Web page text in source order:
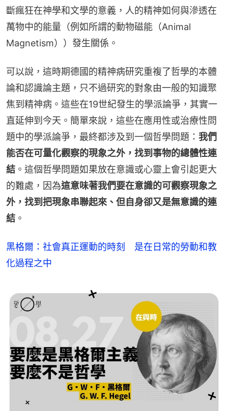
斷瘋狂在神學和文學的意義，人的精神如何與滲透在
萬物中的能量（例如所謂的動物磁能（Animal
Magnetism））發生關係。
可以說，這時期德國的精神病研究重複了哲學的本體
論和認識論主題，只不過研究的對象由一般的知識聚
焦到精神病。這些在19世紀發生的學派論爭，其實一
直延伸到今天。簡單來說，這些在應用性或治療性問
題中的學派論爭，最終都涉及到一個哲學問題： 我們
能否在可量化觀察的現象之外，找到事物的總體性連
結 。這個哲學問題如果放在意識或心靈上會引起更大
的難處，因為這意味著我們要在意識的可觀察現象之
外，找到把現象串聯起來、但自身卻又是無意識的連
結 。
黑格爾：社會真正運動的時刻　是在日常的勞動和教
化過程之中